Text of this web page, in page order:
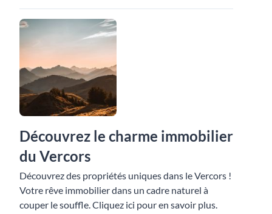
Découvrez le charme immobilier
du Vercors
Découvrez des propriétés uniques dans le Vercors !
Votre rêve immobilier dans un cadre naturel à
couper le souffle. Cliquez ici pour en savoir plus.